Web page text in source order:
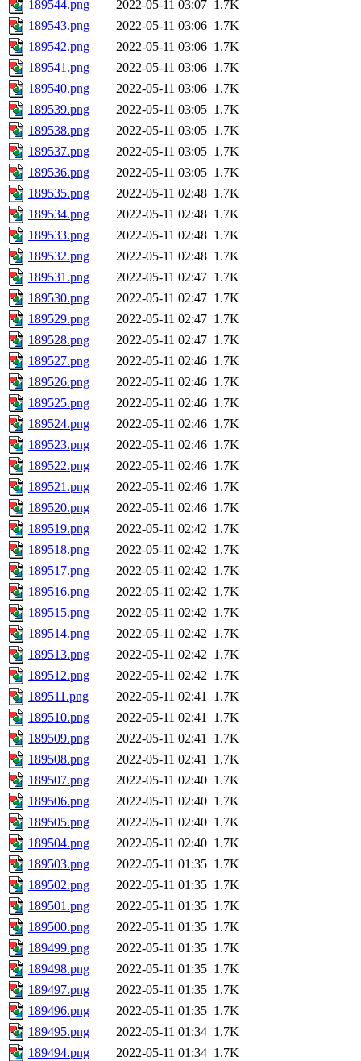
189544.png 2022-05-11 03:07 1.7K
189543.png
2022-05-11 03:06 1.7K
189542.png
2022-05-11 03:06 1.7K
189541.png
2022-05-11 03:06 1.7K
189540.png
2022-05-11 03:06 1.7K
189539.png
2022-05-11 03:05 1.7K
189538.png
2022-05-11 03:05 1.7K
189537.png
2022-05-11 03:05 1.7K
189536.png
2022-05-11 03:05 1.7K
189535.png
2022-05-11 02:48 1.7K
189534.png
2022-05-11 02:48 1.7K
189533.png
2022-05-11 02:48 1.7K
189532.png
2022-05-11 02:48 1.7K
189531.png
2022-05-11 02:47 1.7K
189530.png
2022-05-11 02:47 1.7K
189529.png
2022-05-11 02:47 1.7K
189528.png
2022-05-11 02:47 1.7K
189527.png
2022-05-11 02:46 1.7K
189526.png
2022-05-11 02:46 1.7K
189525.png
2022-05-11 02:46 1.7K
189524.png
2022-05-11 02:46 1.7K
189523.png
2022-05-11 02:46 1.7K
189522.png
2022-05-11 02:46 1.7K
189521.png
2022-05-11 02:46 1.7K
189520.png
2022-05-11 02:46 1.7K
189519.png
2022-05-11 02:42 1.7K
189518.png
2022-05-11 02:42 1.7K
189517.png
2022-05-11 02:42 1.7K
189516.png
2022-05-11 02:42 1.7K
189515.png
2022-05-11 02:42 1.7K
189514.png
2022-05-11 02:42 1.7K
189513.png
2022-05-11 02:42 1.7K
189512.png
2022-05-11 02:42 1.7K
189511.png
2022-05-11 02:41 1.7K
189510.png
2022-05-11 02:41 1.7K
189509.png
2022-05-11 02:41 1.7K
189508.png
2022-05-11 02:41 1.7K
189507.png
2022-05-11 02:40 1.7K
189506.png
2022-05-11 02:40 1.7K
189505.png
2022-05-11 02:40 1.7K
189504.png
2022-05-11 02:40 1.7K
189503.png
2022-05-11 01:35 1.7K
189502.png
2022-05-11 01:35 1.7K
189501.png
2022-05-11 01:35 1.7K
189500.png
2022-05-11 01:35 1.7K
189499.png
2022-05-11 01:35 1.7K
189498.png
2022-05-11 01:35 1.7K
189497.png
2022-05-11 01:35 1.7K
189496.png
2022-05-11 01:35 1.7K
189495.png
2022-05-11 01:34 1.7K
189494.png
2022-05-11 01:34 1.7K